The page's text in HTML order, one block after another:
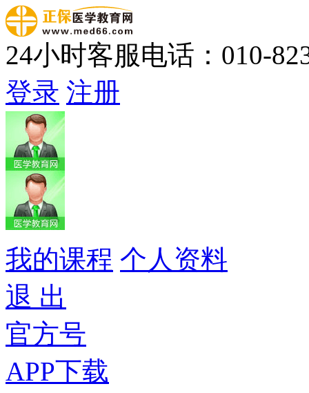
24小时客服电话：010-
登录 注册
我的课程 个人资料
退 出
官方号
APP下载